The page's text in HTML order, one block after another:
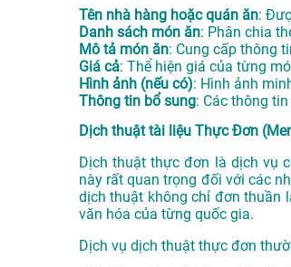
Tên nhà hàng hoặc quán ăn:
Danh sách món ăn: Phân chia
Mô tả món ăn: Cung cấp thông
Giá cả: Thể hiện giá của từng
Hình ảnh (nếu có): Hình ảnh
Thông tin bổ sung: Các thông
Dịch thuật tài liệu Thực Đơn
Dịch thuật thực đơn là dịch vụ
này rất quan trọng đối với các
dịch thuật không chỉ đơn thuần
văn hóa của từng quốc gia.
Dịch vụ dịch thuật thực đơn